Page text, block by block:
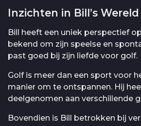
Inzichten in Bill’s Wereld
Bill heeft een uniek perspectief
bekend om zijn speelse en
past goed bij zijn liefde voor golf.
Golf is meer dan een sport voor
manier om te ontspannen. Hij
deelgenomen aan verschillende
Bovendien is Bill betrokken bij